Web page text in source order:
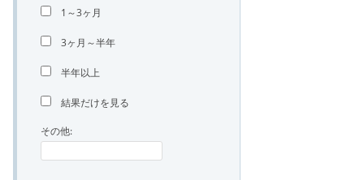
1～3ヶ月
3ヶ月～半年
半年以上
結果だけを見る
その他: